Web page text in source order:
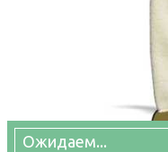
Ожидаем...